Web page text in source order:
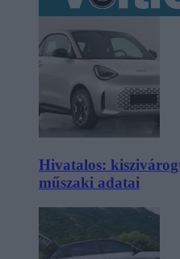
Hivatalos:
műszaki adatai